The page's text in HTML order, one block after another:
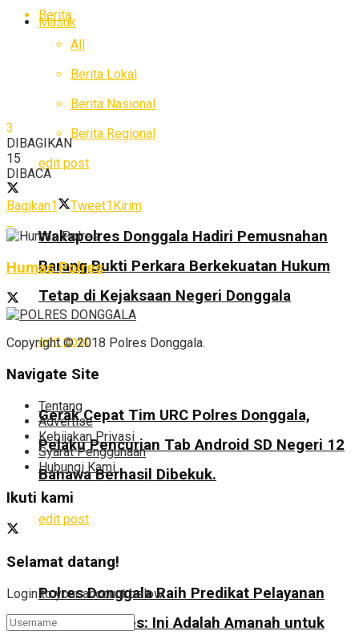
Masuk
Berita
All
Berita Lokal
Berita Nasional
Berita Regional
edit post
Wakapolres Donggala Hadiri Pemusnahan
Barang Bukti Perkara Berkekuatan Hukum
Tetap di Kejaksaan Negeri Donggala
edit post
Gerak Cepat Tim URC Polres Donggala,
Pelaku Pencurian Tab Android SD Negeri 12
Banawa Berhasil Dibekuk.
edit post
Polres Donggala Raih Predikat Pelayanan
Prima Kapolres: Ini Adalah Amanah untuk
3
DIBAGIKAN
15
DIBACA
Bagikan1 Tweet1Kirim
Humas Polres
Copyright © 2018 Polres Donggala.
Navigate Site
Tentang
Advertise
Kebijakan Privasi
Syarat Penggunaan
Hubungi Kami
Ikuti kami
Selamat datang!
Login to your account below